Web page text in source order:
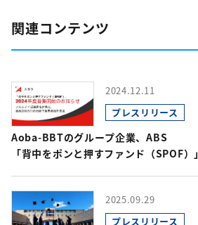
関連コンテンツ
2024.12.11
プレスリリース
Aoba-BBTのグループ企業、ABS
「背中をポンと押すファンド（SPOF）」
2025.09.29
プレスリリース